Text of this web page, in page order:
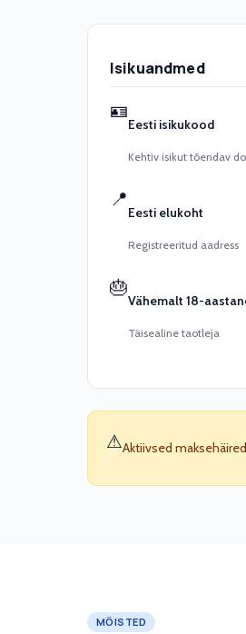
Isikuandmed
🪪
Eesti isikukood
Kehtiv isikut tõendav
📍
Eesti elukoht
Registreeritud aadress
🎂
Vähemalt 18-
Täisealine taotleja
⚠Aktiivsed
MÕISTED